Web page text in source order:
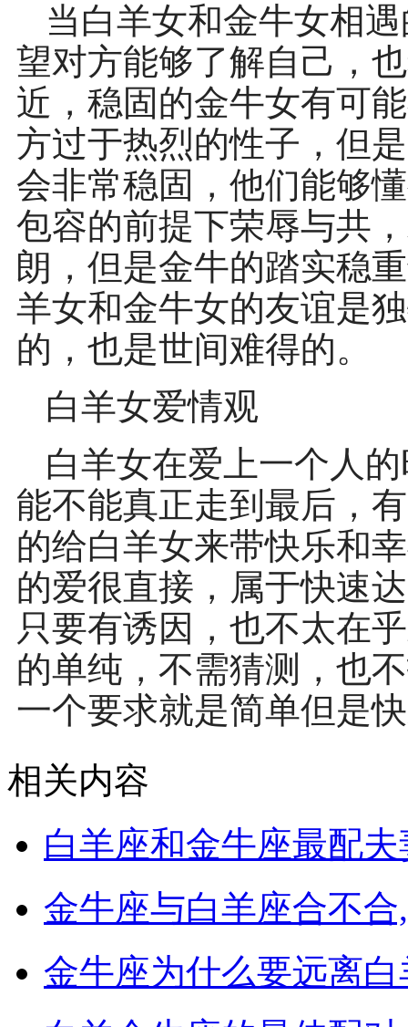
当白羊女和金牛女相
望对方能够了解自己，
近，稳固的金牛女有可
方过于热烈的性子，但
会非常稳固，他们能够
包容的前提下荣辱与共
朗，但是金牛的踏实稳
羊女和金牛女的友谊是
的，也是世间难得的。
白羊女爱情观
白羊女在爱上一个人
能不能真正走到最后，
的给白羊女来带快乐和
的爱很直接，属于快速
只要有诱因，也不太在
的单纯，不需猜测，也
一个要求就是简单但是
相关内容
白羊座和金牛座最配
金牛座与白羊座合不
金牛座为什么要远离